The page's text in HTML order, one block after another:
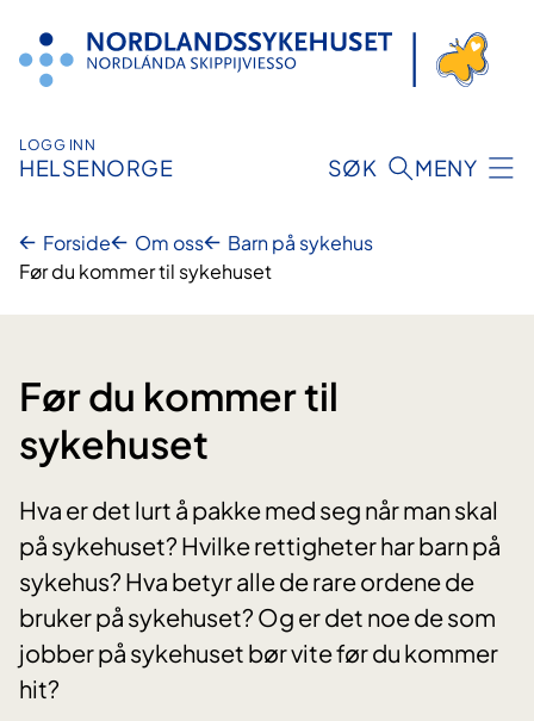
innhold
LOGG INN
HELSENORGE SØK MENY
Forside Om oss
Barn på sykehus
Før du kommer til sykehuset
Før du kommer til
sykehuset
Hva er det lurt å pakke med seg når man skal
på sykehuset? Hvilke rettigheter har barn på
sykehus? Hva betyr alle de rare ordene de
bruker på sykehuset? Og er det noe de som
jobber på sykehuset bør vite før du kommer
hit?